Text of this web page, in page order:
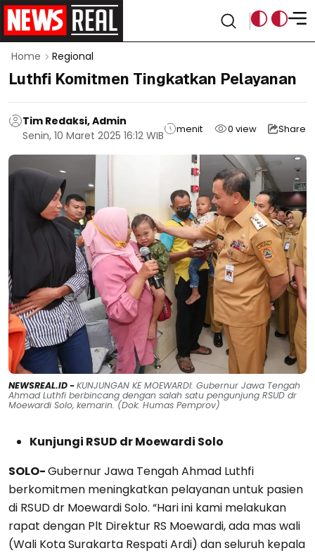
Home Regional
Luthfi Komitmen Tingkatkan Pelayanan
Tim Redaksi, Admin
Senin, 10 Maret 2025 16:12 WIB
menit 0 view Share
NEWSREAL.ID -KUNJUNGAN KE MOEWARDI: Gubernur Jawa Tengah
Ahmad Luthfi berbincang dengan salah satu pengunjung RSUD dr
Moewardi Solo, kemarin. (Dok: Humas Pemprov)
Kunjungi RSUD dr Moewardi Solo
SOLO-Gubernur Jawa Tengah Ahmad Luthfi
berkomitmen meningkatkan pelayanan untuk pasien
di RSUD dr Moewardi Solo. “Hari ini kami melakukan
rapat dengan Plt Direktur RS Moewardi, ada mas wali
(Wali Kota Surakarta Respati Ardi) dan seluruh kepala